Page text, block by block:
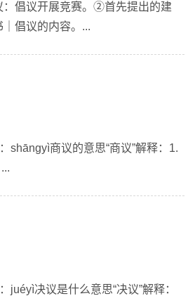
倡议开展竞赛。②首先提出的建
倡议的内容。...
shāngyì商议的意思“商议”解释：1.
juéyì决议是什么意思“决议”解释：